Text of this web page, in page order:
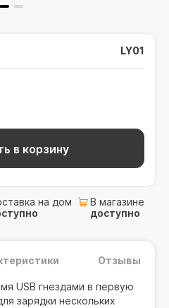
LY01
в корзину
на дом
В магазине
доступно
USB гнездами в первую
зарядки нескольких
Отзывы